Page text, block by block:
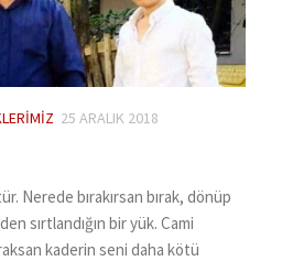
25 ARALIK 2018
Nerede bırakırsan bırak, dönüp
sırtlandığın bir yük. Cami
kaderin seni daha kötü